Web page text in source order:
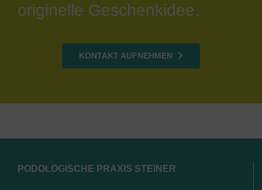
originelle Geschenkidee.
KONTAKT AUFNEHMEN
PODOLOGISCHE PRAXIS STEINER